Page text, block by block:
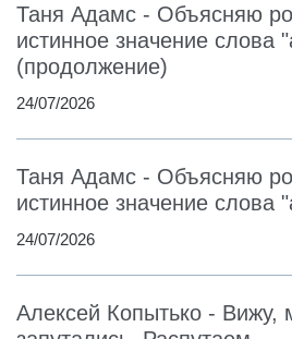
Таня Адамс - Объясняю
истинное значение слова
(продолжение)
24/07/2026
Таня Адамс - Объясняю
истинное значение слова
24/07/2026
Алексей Копытько - Вижу,